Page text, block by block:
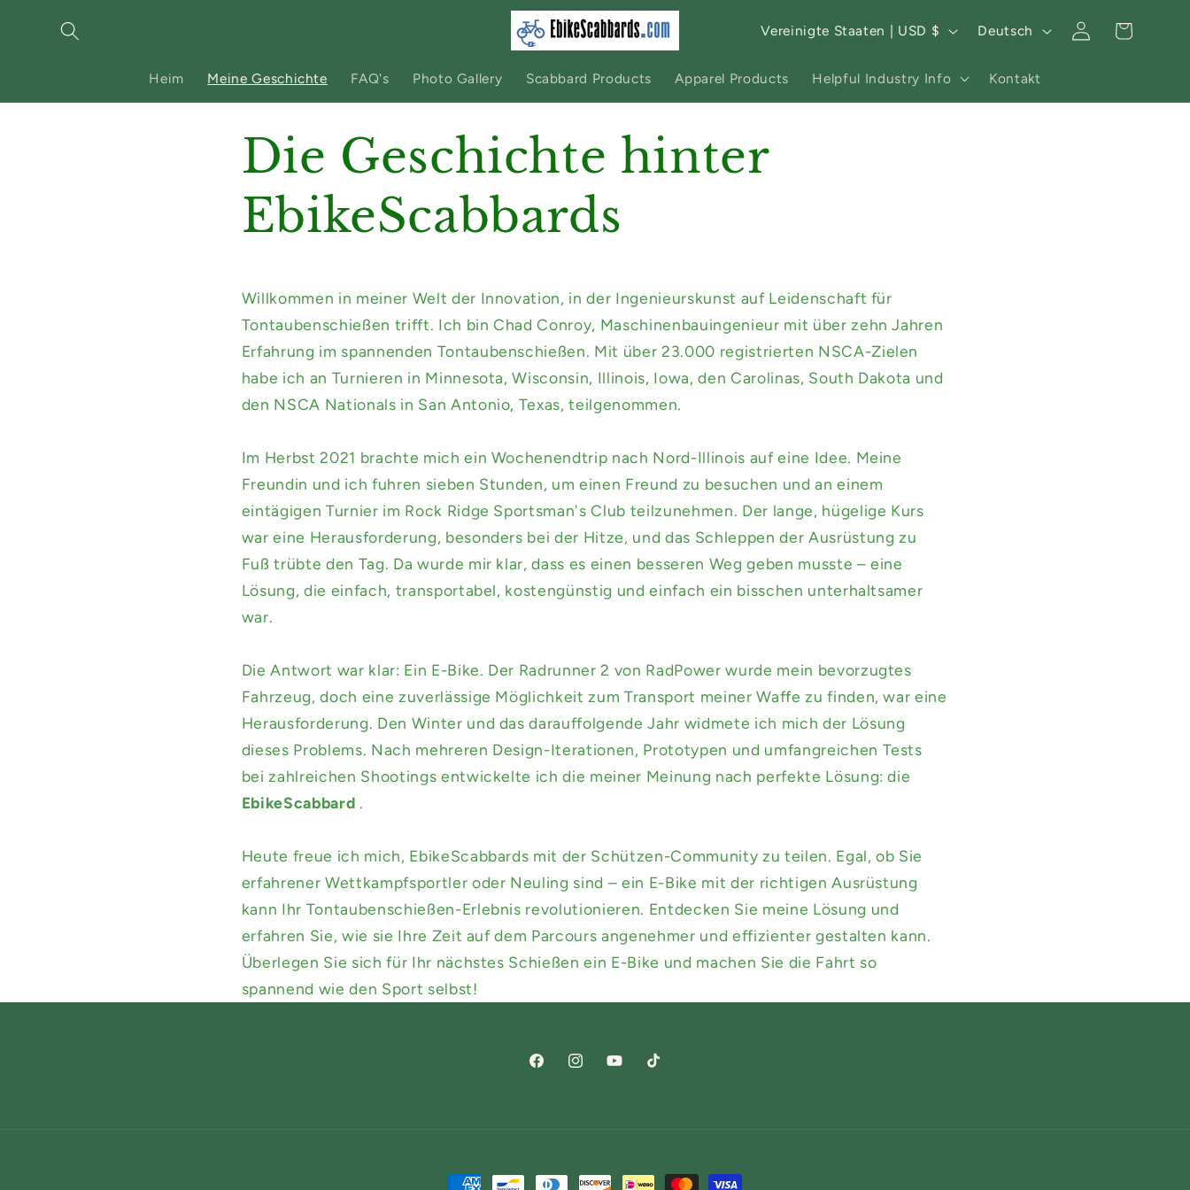
Inhalt
Heim Meine Geschichte FAQ's Photo Gallery Scabbard Products Apparel Products Helpful Industry Info Kontakt
L
n
d
R
n
Vereinigte Staaten | USD $
S
r
a
Deutsch EinloggenWarenkorb
Die Geschichte hinter
EbikeScabbards
Willkommen in meiner Welt der Innovation, in der Ingenieurskunst auf Leidenschaft für
Tontaubenschießen trifft. Ich bin Chad Conroy, Maschinenbauingenieur mit über zehn Jahren
Erfahrung im spannenden Tontaubenschießen. Mit über 23.000 registrierten NSCA-Zielen
habe ich an Turnieren in Minnesota, Wisconsin, Illinois, Iowa, den Carolinas, South Dakota und
den NSCA Nationals in San Antonio, Texas, teilgenommen.
Im Herbst 2021 brachte mich ein Wochenendtrip nach Nord-Illinois auf eine Idee. Meine
Freundin und ich fuhren sieben Stunden, um einen Freund zu besuchen und an einem
eintägigen Turnier im Rock Ridge Sportsman's Club teilzunehmen. Der lange, hügelige Kurs
war eine Herausforderung, besonders bei der Hitze, und das Schleppen der Ausrüstung zu
Fuß trübte den Tag. Da wurde mir klar, dass es einen besseren Weg geben musste – eine
Lösung, die einfach, transportabel, kostengünstig und einfach ein bisschen unterhaltsamer
war.
Die Antwort war klar: Ein E-Bike. Der Radrunner 2 von RadPower wurde mein bevorzugtes
Fahrzeug, doch eine zuverlässige Möglichkeit zum Transport meiner Waffe zu finden, war eine
Herausforderung. Den Winter und das darauffolgende Jahr widmete ich mich der Lösung
dieses Problems. Nach mehreren Design-Iterationen, Prototypen und umfangreichen Tests
bei zahlreichen Shootings entwickelte ich die meiner Meinung nach perfekte Lösung: die
EbikeScabbard .
Heute freue ich mich, EbikeScabbards mit der Schützen-Community zu teilen. Egal, ob Sie
erfahrener Wettkampfsportler oder Neuling sind – ein E-Bike mit der richtigen Ausrüstung
kann Ihr Tontaubenschießen-Erlebnis revolutionieren. Entdecken Sie meine Lösung und
erfahren Sie, wie sie Ihre Zeit auf dem Parcours angenehmer und effizienter gestalten kann.
Überlegen Sie sich für Ihr nächstes Schießen ein E-Bike und machen Sie die Fahrt so
spannend wie den Sport selbst!
FacebookInstagramYouTubeTikTok
Zahlungsmethoden